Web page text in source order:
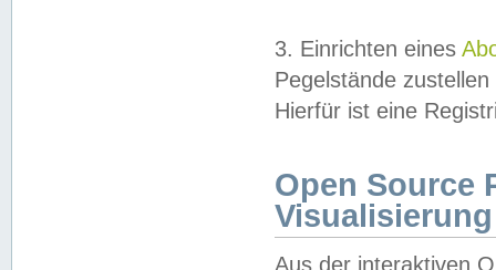
3. Einrichten eines
Pegelstände
Hierfür ist eine
Open Source
Visualisierung
Aus der interaktiven